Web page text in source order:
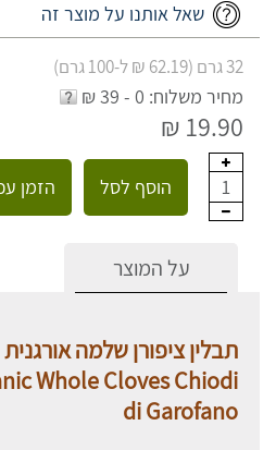
שאל אותנו על מוצר זה
32 גרם (62.19 ₪ ל-100 גרם)
מחיר משלוח: 0 - 39 ₪
19.90 ₪
1 הוסף לסל הזמן
על המוצר
תבלין ציפורן שלמה אורגנית
Whole Cloves Chiodi
di Garofano